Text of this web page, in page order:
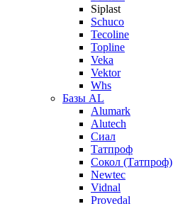
Siplast
Schuco
Tecoline
Topline
Veka
Vektor
Whs
Базы AL
Alumark
Alutech
Сиал
Tатпроф
Сокол (Татпроф)
Newtec
Vidnal
Provedal